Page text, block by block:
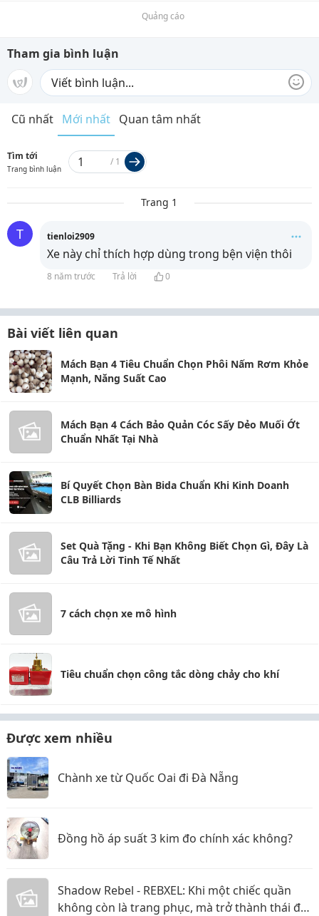
Quảng cáo
Tham gia bình luận
Cũ nhất Mới nhất Quan tâm nhất
Tìm tới
Trang bình luận
/ 1
Trang 1
T tienloi2909
Xe này chỉ thích hợp dùng trong bện viện thôi
8 năm trước Trả lời 0
Bài viết liên quan
Mách Bạn 4 Tiêu Chuẩn Chọn Phôi Nấm Rơm Khỏe
Mạnh, Năng Suất Cao
Mách Bạn 4 Cách Bảo Quản Cóc Sấy Dẻo Muối Ớt
Chuẩn Nhất Tại Nhà
Bí Quyết Chọn Bàn Bida Chuẩn Khi Kinh Doanh
CLB Billiards
Set Quà Tặng - Khi Bạn Không Biết Chọn Gì, Đây Là
Câu Trả Lời Tinh Tế Nhất
7 cách chọn xe mô hình
Tiêu chuẩn chọn công tắc dòng chảy cho khí
Được xem nhiều
Chành xe từ Quốc Oai đi Đà Nẵng
Đồng hồ áp suất 3 kim đo chính xác không?
Shadow Rebel - REBXEL: Khi một chiếc quần
không còn là trang phục, mà trở thành thái độ